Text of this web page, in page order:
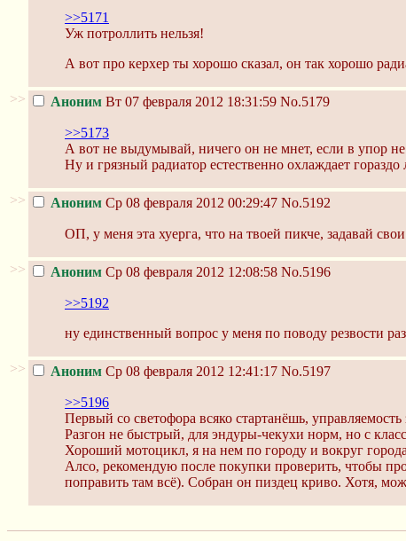
>>5171
Уж потроллить нельзя!
А вот про керхер ты хорошо сказал, он так хорошо
>> Аноним Вт 07 февраля 2012 18:31:59 No.5179
>>5173
А вот не выдумывай, ничего он не мнет, если в упор
Ну и грязный радиатор естественно охлаждает
>> Аноним Ср 08 февраля 2012 00:29:47 No.5192
ОП, у меня эта хуерга, что на твоей пикче, задавай
>> Аноним Ср 08 февраля 2012 12:08:58 No.5196
>>5192
ну единственный вопрос у меня по поводу резвости
>> Аноним Ср 08 февраля 2012 12:41:17 No.5197
>>5196
Первый со светофора всяко стартанёшь, управляемость
Разгон не быстрый, для эндуры-чекухи норм, но с
Хороший мотоцикл, я на нем по городу и вокруг
Алсо, рекомендую после покупки проверить, чтобы
поправить там всё). Собран он пиздец криво. Хотя,